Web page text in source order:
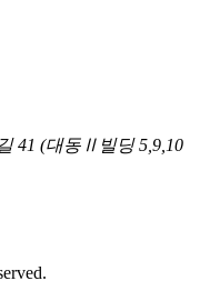
41 (대동Ⅱ빌딩 5,9,10